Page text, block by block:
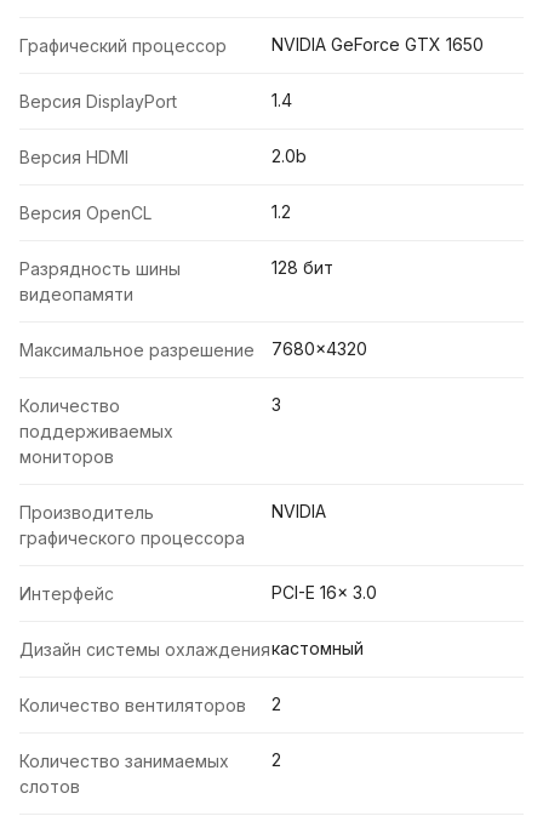
Графический процессор NVIDIA GeForce GTX 1650
Версия DisplayPort 1.4
Версия HDMI 2.0b
Версия OpenCL 1.2
Разрядность шины
видеопамяти
128 бит
Максимальное разрешение 7680x4320
Количество
поддерживаемых
мониторов
3
Производитель
графического процессора
NVIDIA
Интерфейс PCI-E 16x 3.0
Дизайн системы охлаждениякастомный
Количество вентиляторов 2
Количество занимаемых
слотов
2